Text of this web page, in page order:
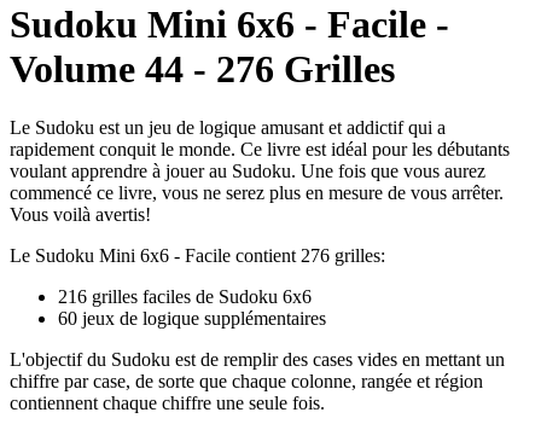
Sudoku Mini 6x6 - Facile -
Volume 44 - 276 Grilles
Le Sudoku est un jeu de logique amusant et addictif qui a
rapidement conquit le monde. Ce livre est idéal pour les débutants
voulant apprendre à jouer au Sudoku. Une fois que vous aurez
commencé ce livre, vous ne serez plus en mesure de vous arrêter.
Vous voilà avertis!
Le Sudoku Mini 6x6 - Facile contient 276 grilles:
216 grilles faciles de Sudoku 6x6
60 jeux de logique supplémentaires
L'objectif du Sudoku est de remplir des cases vides en mettant un
chiffre par case, de sorte que chaque colonne, rangée et région
contiennent chaque chiffre une seule fois.